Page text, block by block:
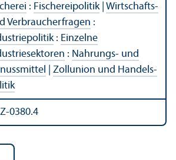
: Fischereipolitik| Wirtschafts-
Verbraucherfragen :
: Einzelne
: Nahrungs- und
Zollunion und Handels­
0380.4